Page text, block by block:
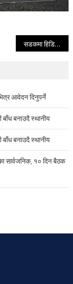
सडकमा हिडिरहेका १३ बालबालिकामाथि एकाएक दौडियो कार
आवेदन दिनुपर्ने
बनाउदै स्थानीय
बनाउदै स्थानीय
सार्वजनिक, १० दिन बैठक